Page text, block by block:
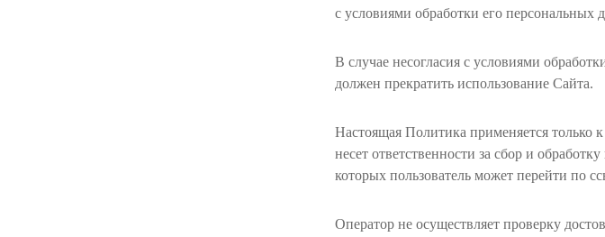
с условиями обработки его
В случае несогласия с условиями
должен прекратить использование Сайта.
Настоящая Политика применяется только
несет ответственности за сбор и
которых пользователь может перейти по
Оператор не осуществляет проверку